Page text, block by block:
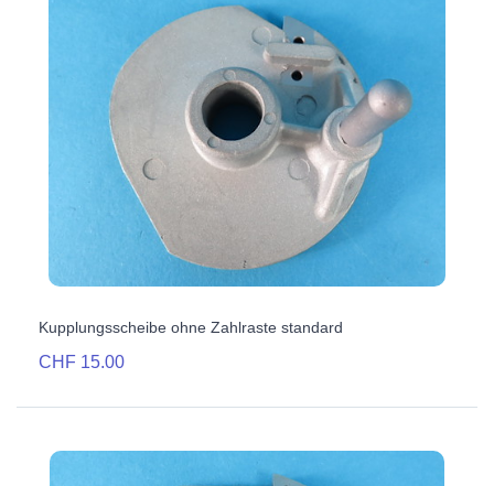
Kupplungsscheibe ohne Zahlraste standard
CHF 15.00